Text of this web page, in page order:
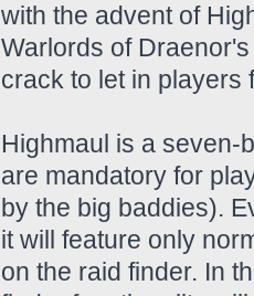
with the advent of
Warlords of
crack to let in players
Highmaul is a seven-
are mandatory for
by the big baddies).
it will feature only
on the raid finder. In